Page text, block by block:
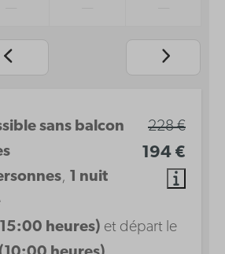
228 €
194 €
sans balcon
, 1 nuit
heures) et départ le